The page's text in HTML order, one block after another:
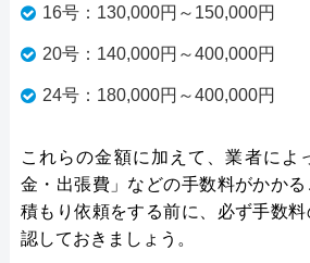
16号：130,000円～150,000円
20号：140,000円～400,000円
24号：180,000円～400,000円
これらの金額に加えて、業者によ
金・出張費」などの手数料がかか
積もり依頼をする前に、必ず手数
認しておきましょう。